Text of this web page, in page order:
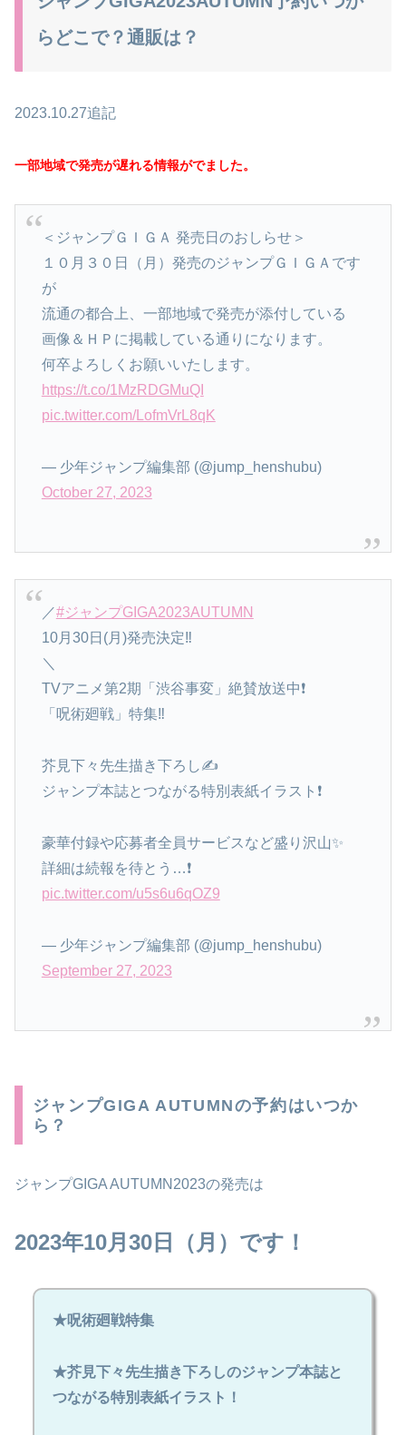
らどこで？通販は？
2023.10.27追記
一部地域で発売が遅れる情報がでました。
＜ジャンプＧＩＧＡ 発売日のおしらせ＞
１０月３０日（月）発売のジャンプＧＩＧＡです
が
流通の都合上、一部地域で発売が添付している
画像＆ＨＰに掲載している通りになります。
何卒よろしくお願いいたします。
https://t.co/1MzRDGMuQI
pic.twitter.com/LofmVrL8qK
— 少年ジャンプ編集部 (@jump_henshubu)
October 27, 2023
／#ジャンプGIGA2023AUTUMN
10月30日(月)発売決定‼️
＼
TVアニメ第2期「渋谷事変」絶賛放送中❗️
「呪術廻戦」特集‼️
芥見下々先生描き下ろし✍️
ジャンプ本誌とつながる特別表紙イラスト❗️
豪華付録や応募者全員サービスなど盛り沢山✨
詳細は続報を待とう…❗️
pic.twitter.com/u5s6u6qOZ9
— 少年ジャンプ編集部 (@jump_henshubu)
September 27, 2023
ジャンプGIGA AUTUMNの予約はいつか
ら？
ジャンプGIGA AUTUMN2023の発売は
2023年10月30日（月）です！
★呪術廻戦特集
★芥見下々先生描き下ろしのジャンプ本誌と
つながる特別表紙イラスト！